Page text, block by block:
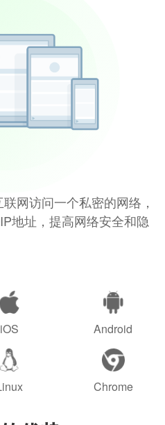
网访问一个私密的网络，
地址，提高网络安全和隐
iOS Android
Chrome